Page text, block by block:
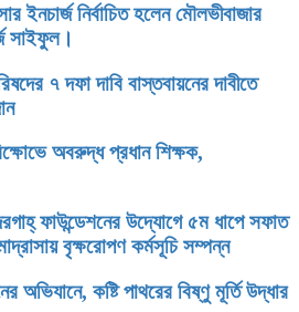
ইনচার্জ নির্বাচিত হলেন মৌলভীবাজার
সাইফুল।
৭ দফা দাবি বাস্তবায়নের দাবীতে
বিক্ষোভে অবরুদ্ধ প্রধান শিক্ষক,
ফাউন্ডেশনের উদ্যোগে ৫ম ধাপে সফাত
বৃক্ষরোপণ কর্মসূচি সম্পন্ন
অভিযানে, কষ্টি পাথরের বিষ্ণু মূর্তি উদ্ধার